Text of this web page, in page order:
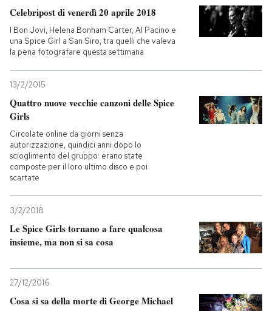
I MIEI PREFERITI
SHOP
AREA PERSONALE
Entra
Celebripost di venerdì 20 aprile 2018
I Bon Jovi, Helena Bonham Carter, Al Pacino e
una Spice Girl a San Siro, tra quelli che valeva
la pena fotografare questa settimana
13/2/2015
Quattro nuove vecchie canzoni delle Spice
Girls
Circolate online da giorni senza
autorizzazione, quindici anni dopo lo
scioglimento del gruppo: erano state
composte per il loro ultimo disco e poi
scartate
3/2/2018
Le Spice Girls tornano a fare qualcosa
insieme, ma non si sa cosa
27/12/2016
Cosa si sa della morte di George Michael